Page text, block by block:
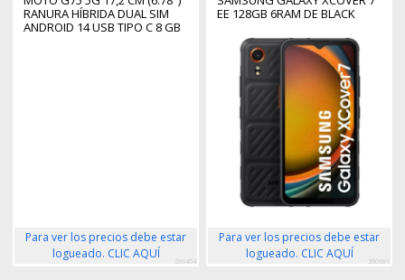
RANURA HÍBRIDA DUAL SIM
ANDROID 14 USB TIPO C 8 GB
Para ver los precios debe estar
logueado. CLIC AQUÍ
296454
EE 128GB 6RAM DE BLACK
Para ver los precios debe estar
logueado. CLIC AQUÍ
390681